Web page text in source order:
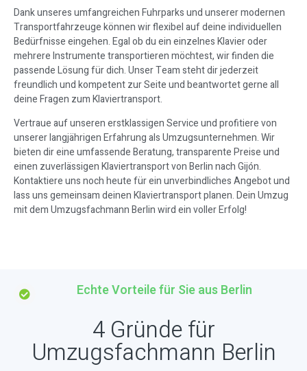
Dank unseres umfangreichen Fuhrparks und unserer modernen
Transportfahrzeuge können wir flexibel auf deine individuellen
Bedürfnisse eingehen. Egal ob du ein einzelnes Klavier oder
mehrere Instrumente transportieren möchtest, wir finden die
passende Lösung für dich. Unser Team steht dir jederzeit
freundlich und kompetent zur Seite und beantwortet gerne all
deine Fragen zum Klaviertransport.
Vertraue auf unseren erstklassigen Service und profitiere von
unserer langjährigen Erfahrung als Umzugsunternehmen. Wir
bieten dir eine umfassende Beratung, transparente Preise und
einen zuverlässigen Klaviertransport von Berlin nach Gijón.
Kontaktiere uns noch heute für ein unverbindliches Angebot und
lass uns gemeinsam deinen Klaviertransport planen. Dein Umzug
mit dem Umzugsfachmann Berlin wird ein voller Erfolg!
Echte Vorteile für Sie aus Berlin
4 Gründe für
Umzugsfachmann Berlin